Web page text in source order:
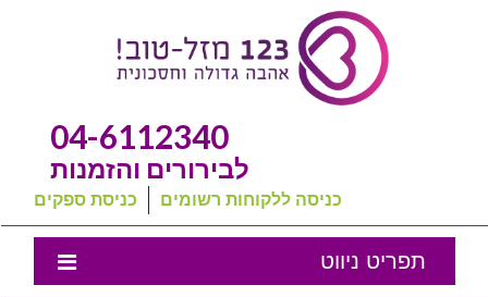
04-6112340
לבירורים והזמנות
כניסת ספקים כניסה ללקוחות רשומים
תפריט ניווט